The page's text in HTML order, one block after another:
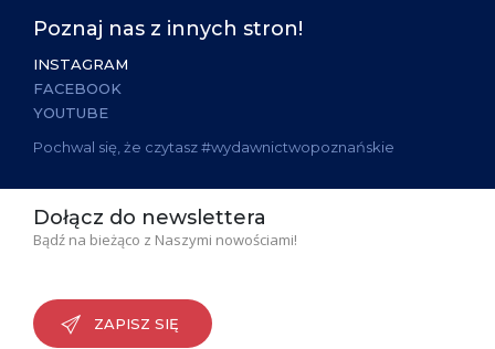
Poznaj nas z innych stron!
INSTAGRAM
FACEBOOK
YOUTUBE
Pochwal się, że czytasz #wydawnictwopoznańskie
Dołącz do newslettera
Bądź na bieżąco z Naszymi nowościami!
ZAPISZ SIĘ